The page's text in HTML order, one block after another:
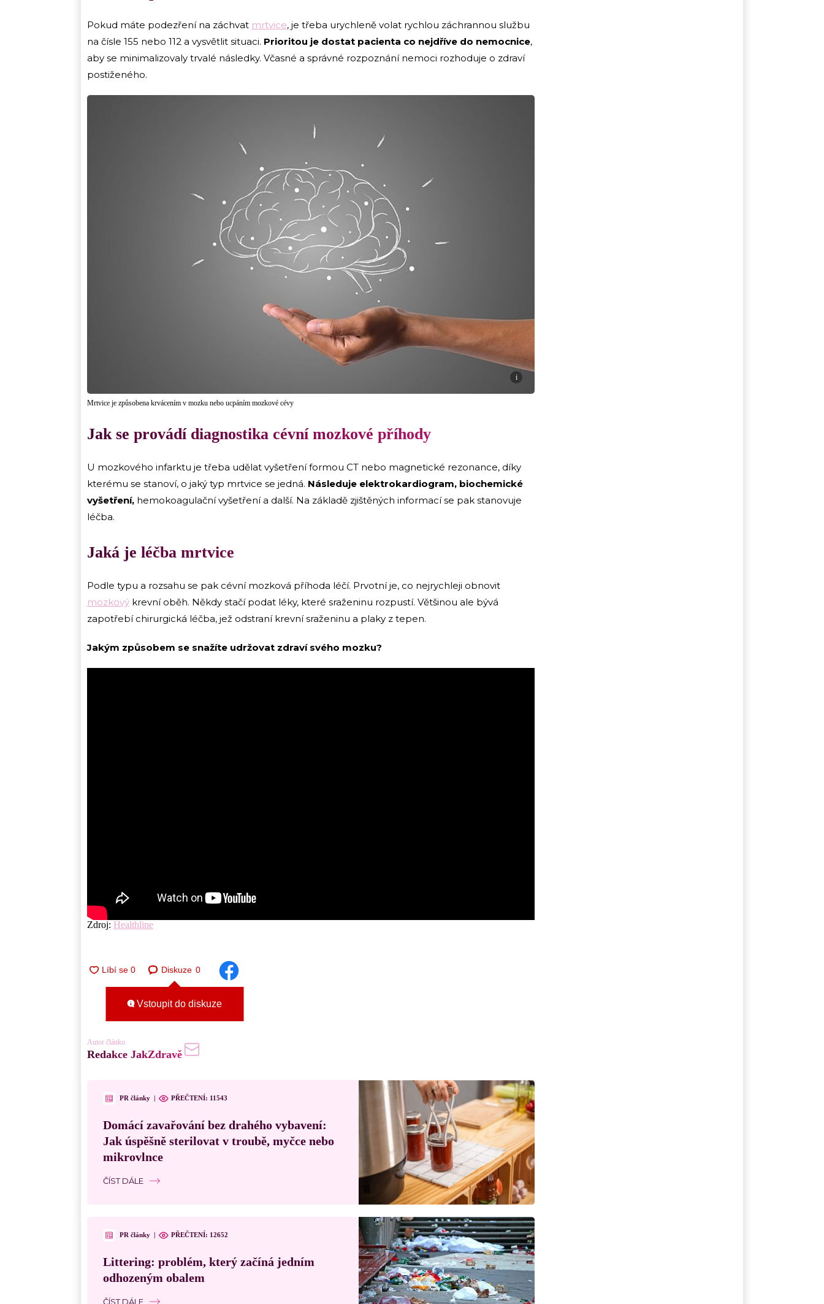
Pokud máte podezření na záchvat mrtvice, je třeba urychleně volat rychlou záchrannou službu
na čísle 155 nebo 112 a vysvětlit situaci. Prioritou je dostat pacienta co nejdříve do nemocnice,
aby se minimalizovaly trvalé následky. Včasné a správné rozpoznání nemoci rozhoduje o zdraví
postiženého.
i
Mrtvice je způsobena krvácením v mozku nebo ucpáním mozkové cévy
Jak se provádí diagnostika cévní mozkové příhody
U mozkového infarktu je třeba udělat vyšetření formou CT nebo magnetické rezonance, díky
kterému se stanoví, o jaký typ mrtvice se jedná. Následuje elektrokardiogram, biochemické
vyšetření, hemokoagulační vyšetření a další. Na základě zjištěných informací se pak stanovuje
léčba.
Jaká je léčba mrtvice
Podle typu a rozsahu se pak cévní mozková příhoda léčí. Prvotní je, co nejrychleji obnovit
mozkový krevní oběh. Někdy stačí podat léky, které sraženinu rozpustí. Většinou ale bývá
zapotřebí chirurgická léčba, jež odstraní krevní sraženinu a plaky z tepen.
Jakým způsobem se snažíte udržovat zdraví svého mozku?
Zdroj: Healthline
Diskuze 0
Vstoupit do diskuze
Autor článku
Redakce JakZdravě
PR články | PŘEČTENÍ: 11543
Domácí zavařování bez drahého vybavení:
Jak úspěšně sterilovat v troubě, myčce nebo
mikrovlnce
ČÍST DÁLE
PR články | PŘEČTENÍ: 12652
Littering: problém, který začíná jedním
odhozeným obalem
ČÍST DÁLE